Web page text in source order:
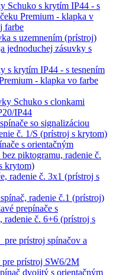
Schuko s krytím IP44 - s
Premium - klapka v
farbe
s uzemnením (prístroj)
jednoduchej zásuvky s
s krytím IP44 - s tesnením
- klapka vo farbe
Schuko s clonkami
IP44
so signalizáciou
č. 1/S (prístroj s krytom)
s orientačným
piktogramu, radenie č.
krytom)
radenie č. 3x1 (prístroj s
radenie č.1 (prístroj)
prepínače s
radenie č. 6+6 (prístroj s
prístroj spínačov a
prístroj SW6/2M
dvojitý s orientačným